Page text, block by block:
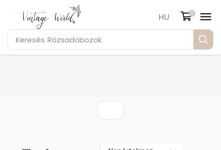
Keresés Rózsadobozok
HU 0